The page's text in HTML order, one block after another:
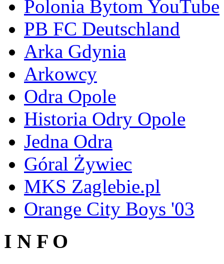
Polonia Bytom YouTube
PB FC Deutschland
Arka Gdynia
Arkowcy
Odra Opole
Historia Odry Opole
Jedna Odra
Góral Żywiec
MKS Zaglebie.pl
Orange City Boys '03
I N F O